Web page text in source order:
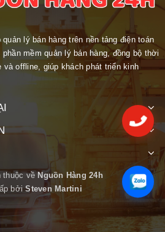
quản lý bán hàng trên nền tảng điện toán
mềm quản lý bán hàng, đồng bộ thời
offline, giúp khách phát triển kinh
thuộc vềNguồn Hàng 24h
bởiSteven Martini
HÀ NỘI
039.757.1688
093.246.1688